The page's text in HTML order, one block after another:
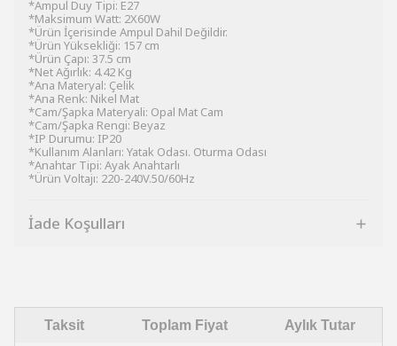
*Ampul Duy Tipi: E27
*Maksimum Watt: 2X60W
*Ürün İçerisinde Ampul Dahil Değildir.
*Ürün Yüksekliği: 157 cm
*Ürün Çapı: 37.5 cm
*Net Ağırlık: 4.42 Kg
*Ana Materyal: Çelik
*Ana Renk: Nikel Mat
*Cam/Şapka Materyali: Opal Mat Cam
*Cam/Şapka Rengi: Beyaz
*IP Durumu: IP20
*Kullanım Alanları: Yatak Odası. Oturma Odası
*Anahtar Tipi: Ayak Anahtarlı
*Ürün Voltajı: 220-240V.50/60Hz
İade Koşulları
Taksit Toplam Fiyat Aylık Tutar